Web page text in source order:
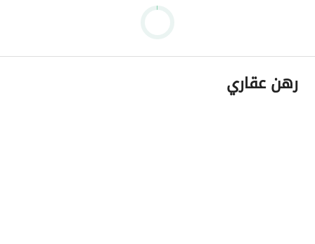
رهن عقاري